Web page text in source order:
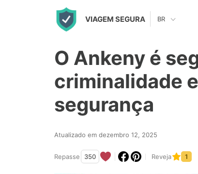
VIAGEM SEGURA BR
O Ankeny é
criminalidade
segurança
Atualizado em dezembro 12, 2025
Repasse 350 Reveja 1